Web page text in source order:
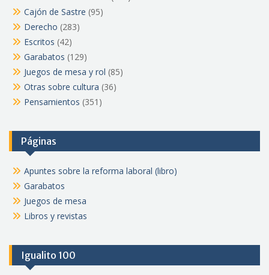
Cajón de Sastre (95)
Derecho (283)
Escritos (42)
Garabatos (129)
Juegos de mesa y rol (85)
Otras sobre cultura (36)
Pensamientos (351)
Páginas
Apuntes sobre la reforma laboral (libro)
Garabatos
Juegos de mesa
Libros y revistas
Igualito 100